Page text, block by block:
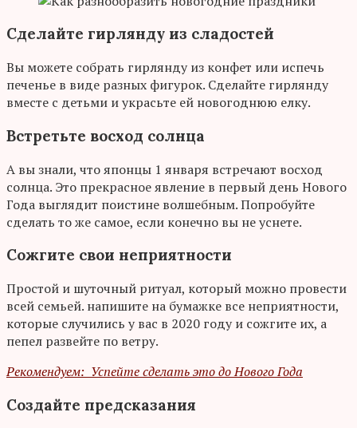
Сделайте гирлянду из сладостей
Вы можете собрать гирлянду из конфет или испечь
печенье в виде разных фигурок. Сделайте гирлянду
вместе с детьми и украсьте ей новогоднюю елку.
Встретьте восход солнца
А вы знали, что японцы 1 января встречают восход
солнца. Это прекрасное явление в первый день Нового
Года выглядит поистине волшебным. Попробуйте
сделать то же самое, если конечно вы не уснете.
Сожгите свои неприятности
Простой и шуточный ритуал, который можно провести
всей семьей. напишите на бумажке все неприятности,
которые случились у вас в 2020 году и сожгите их, а
пепел развейте по ветру.
Рекомендуем: Успейте сделать это до Нового Года
Создайте предсказания